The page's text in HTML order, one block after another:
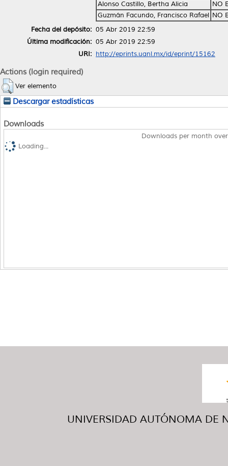
Alonso Castillo, Bertha Alicia
NO
Guzmán Facundo, Francisco Rafael NO
Fecha del depósito: 05 Abr 2019 22:59
Última modificación: 05 Abr 2019 22:59
URI: http://eprints.uanl.mx/id/eprint/15162
Actions (login required)
Ver elemento
Descargar estadísticas
Downloads
Downloads per month
Loading...
UNIVERSIDAD AUTÓNOMA DE